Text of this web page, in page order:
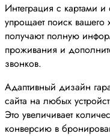
Интеграция с картами
упрощает поиск вашего
получают полную
проживания и
звонков.
Адаптивный дизайн
сайта на любых
Это увеличивает
конверсию в